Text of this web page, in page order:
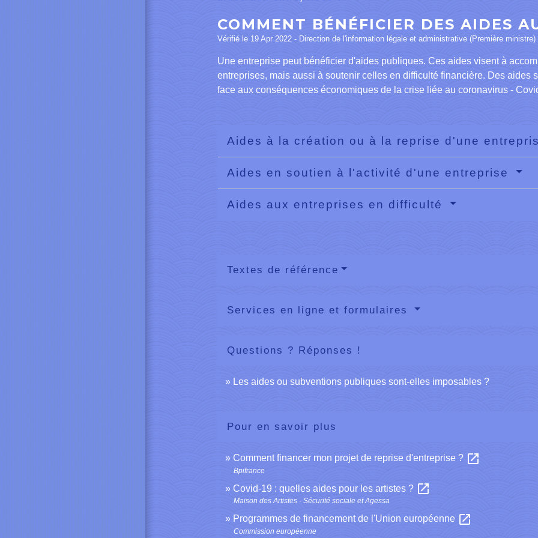
COMMENT BÉNÉFICIER DES AIDES
Vérifié le 19 Apr 2022 - Direction de l'information légale et administrative (Première ministre)
Une entreprise peut bénéficier d'aides publiques. Ces aides visent à
entreprises, mais aussi à soutenir celles en difficulté financière. Des aides
face aux conséquences économiques de la crise liée au coronavirus -
Aides à la création ou à la reprise d'une
Aides en soutien à l'activité d'une entreprise
Aides aux entreprises en difficulté
Textes de référence
Services en ligne et formulaires
Questions ? Réponses !
Les aides ou subventions publiques sont-elles imposables ?
Pour en savoir plus
Comment financer mon projet de reprise d'entreprise ? open_in_new
Bpifrance
Covid-19 : quelles aides pour les artistes ? open_in_new
Maison des Artistes - Sécurité sociale et Agessa
Programmes de financement de l'Union européenne open_in_new
Commission européenne